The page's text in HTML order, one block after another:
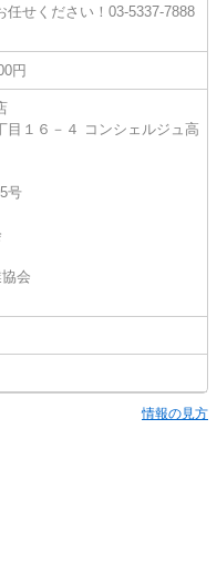
任せください！03-5337-7888
円
目１６－４ コンシェルジュ高
号
会
情報の見方